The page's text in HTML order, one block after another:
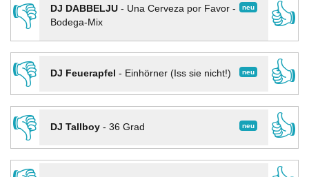
👎
neu
DJ DABBELJU- Una Cerveza por Favor -
Bodega-Mix
👍
👎
neu
DJ Feuerapfel - Einhörner (Iss sie nicht!)
👍
👎
neu
DJ Tallboy- 36 Grad
👍